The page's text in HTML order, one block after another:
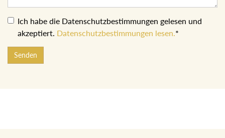
Ich habe die Datenschutzbestimmungen gelesen und
akzeptiert. Datenschutzbestimmungen lesen.*
Senden